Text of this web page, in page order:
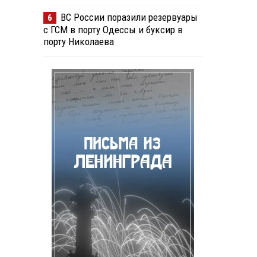
6
ВС России поразили резервуары
с ГСМ в порту Одессы и буксир в
порту Николаева